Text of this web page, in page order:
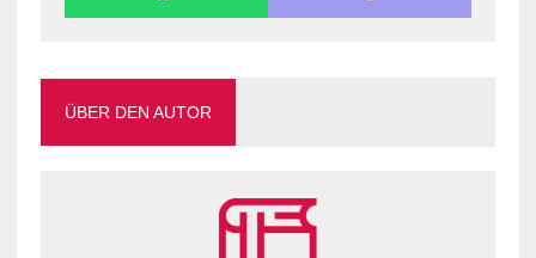
ÜBER DEN AUTOR